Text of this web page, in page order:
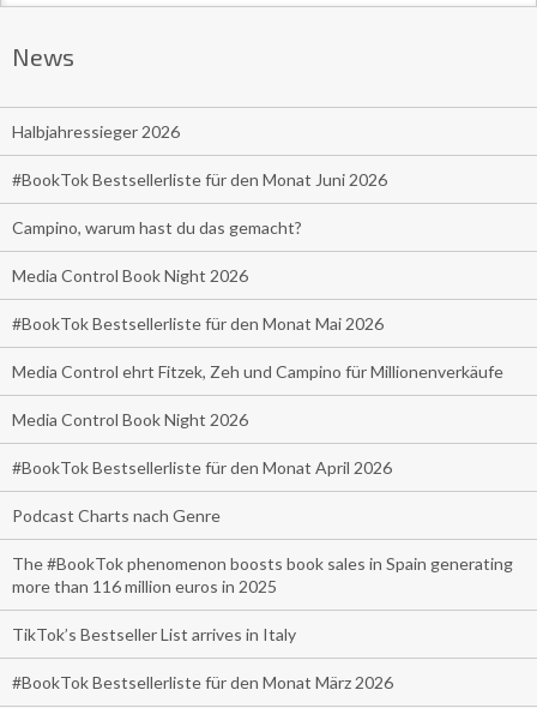
News
Halbjahressieger 2026
#BookTok Bestsellerliste für den Monat Juni 2026
Campino, warum hast du das gemacht?
Media Control Book Night 2026
#BookTok Bestsellerliste für den Monat Mai 2026
Media Control ehrt Fitzek, Zeh und Campino für Millionenverkäufe
Media Control Book Night 2026
#BookTok Bestsellerliste für den Monat April 2026
Podcast Charts nach Genre
The #BookTok phenomenon boosts book sales in Spain generating
more than 116 million euros in 2025
TikTok’s Bestseller List arrives in Italy
#BookTok Bestsellerliste für den Monat März 2026